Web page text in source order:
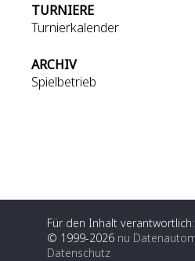
TURNIERE
Turnierkalender
ARCHIV
Spielbetrieb
Für den Inhalt
© 1999-2026 nu
Datenschutz